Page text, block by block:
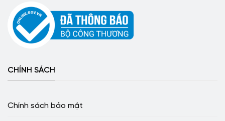
CHÍNH SÁCH
Chính sách bảo mật